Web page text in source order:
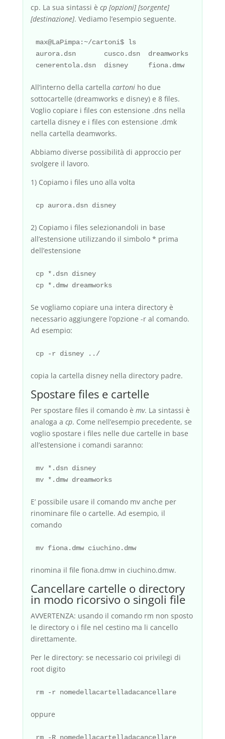
cp. La sua sintassi è cp [opzioni] [sorgente]
[destinazione]. Vediamo l’esempio seguente.
max@LaPimpa:~/cartoni$ ls
aurora.dsn       cusco.dsn  dreamworks
All’interno della cartella cartoniho due
sottocartelle (dreamworks e disney) e 8 files.
Voglio copiare i files con estensione .dns nella
cartella disney e i files con estensione .dmk
nella cartella deamworks.
Abbiamo diverse possibilità di approccio per
svolgere il lavoro.
1) Copiamo i files uno alla volta
cp aurora.dsn disney
2) Copiamo i files selezionandoli in base
all’estensione utilizzando il simbolo * prima
dell’estensione
cp *.dsn disney
Se vogliamo copiare una intera directory è
necessario aggiungere l’opzione -r al comando.
Ad esempio:
cp -r disney ../
copia la cartella disney nella directory padre.
Spostare files e cartelle
Per spostare files il comando è mv. La sintassi è
analoga a cp. Come nell’esempio precedente, se
voglio spostare i files nelle due cartelle in base
all’estensione i comandi saranno:
mv *.dsn disney
E’ possibile usare il comando mv anche per
rinominare file o cartelle. Ad esempio, il
comando
mv fiona.dmw ciuchino.dmw
rinomina il file fiona.dmw in ciuchino.dmw.
Cancellare cartelle o directory
in modo ricorsivo o singoli file
AVVERTENZA: usando il comando rm non sposto
le directory o i file nel cestino ma li cancello
direttamente.
Per le directory: se necessario coi privilegi di
root digito
rm -r nomedellacartelladacancellare
oppure